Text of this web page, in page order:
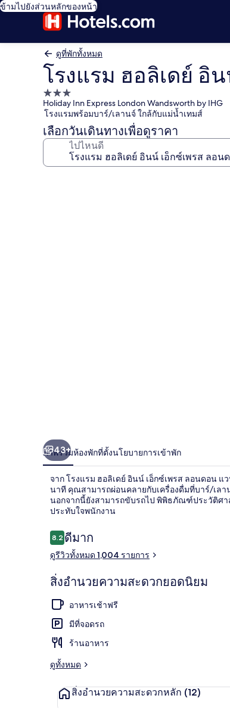
ข้ามไปยังส่วนหลักของหน้า
ดูที่พักทั้งหมด
โรงแรม ฮอลิเดย์ อิ
ที่พัก
3.0
ดาว
Holiday Inn Express London Wandsworth by IHG
โรงแรมพร้อมบาร์/เลานจ์ ใกล้กับแม่น้ำเทมส์
เลือกวันเดินทางเพื่อดูราคา
ไปไหนดี
บาย
IHG
43+
ภาพรวมห้องพักที่ตั้งนโยบายการเข้าพัก
จาก โรงแรม ฮอลิเดย์ อินน์ เอ็กซ์เพรส ลอนดอน
นาที คุณสามารถผ่อนคลายกับเครื่องดื่มที่บาร์/เล
นอกจากนี้ยังสามารถขับรถไป พิพิธภัณฑ์ประวัติศา
ประทับใจพนักงาน
รีวิว
8.28.2 จาก 10
ดีมาก
ดูรีวิวทั้งหมด 1,004 รายการ
สิ่งอำนวยความสะดวกยอดนิยม
อาหารเช้าฟรี
มีที่จอดรถ
ร้านอาหาร
ดูทั้งหมด
สิ่งอำนวยความสะดวกหลัก (12)